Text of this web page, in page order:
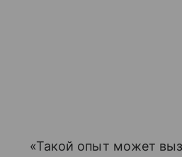
«Такой опыт может